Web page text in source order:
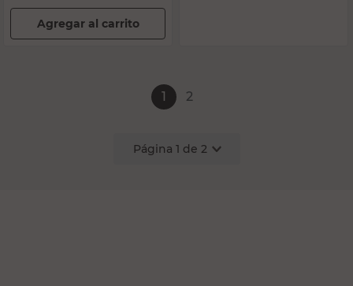
Agregar al carrito
1 2
Página 1 de 2